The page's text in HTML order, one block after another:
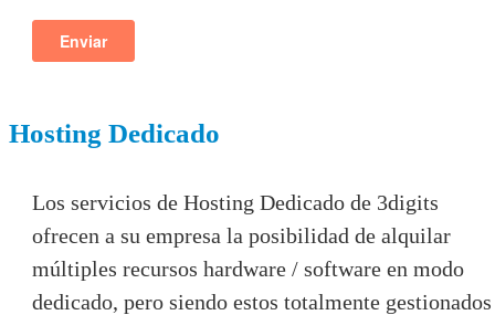
Hosting Dedicado
Los servicios de Hosting Dedicado de 3digits
ofrecen a su empresa la posibilidad de alquilar
múltiples recursos hardware / software en modo
dedicado, pero siendo estos totalmente gestionados